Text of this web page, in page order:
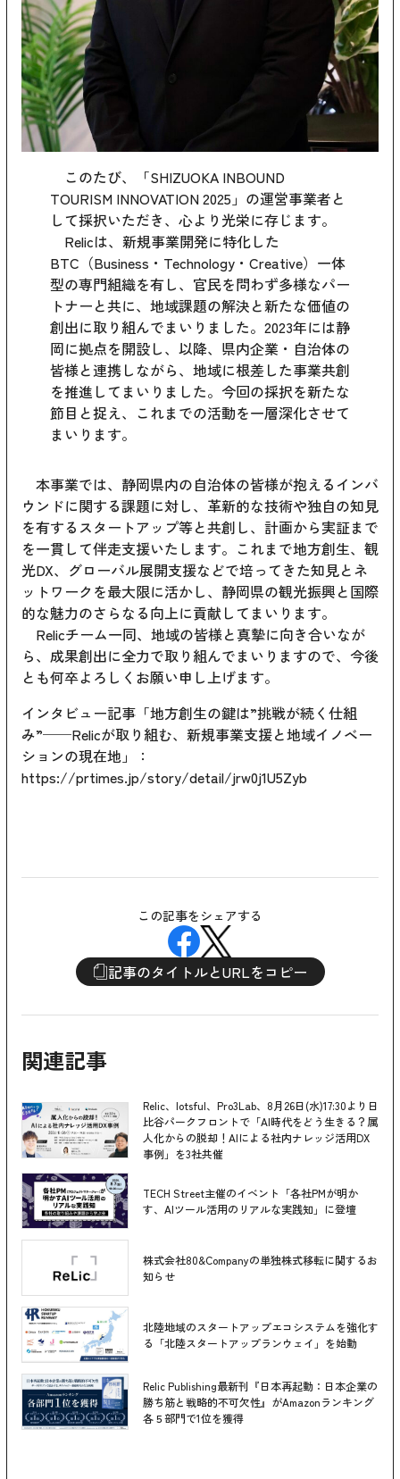
このたび、「SHIZUOKA INBOUND
TOURISM INNOVATION 2025」の運営事業者と
して採択いただき、心より光栄に存じます。
Relicは、新規事業開発に特化した
BTC（Business・Technology・Creative）一体
型の専門組織を有し、官民を問わず多様なパー
トナーと共に、地域課題の解決と新たな価値の
創出に取り組んでまいりました。2023年には静
岡に拠点を開設し、以降、県内企業・自治体の
皆様と連携しながら、地域に根差した事業共創
を推進してまいりました。今回の採択を新たな
節目と捉え、これまでの活動を一層深化させて
まいります。
本事業では、静岡県内の自治体の皆様が抱えるインバ
ウンドに関する課題に対し、革新的な技術や独自の知見
を有するスタートアップ等と共創し、計画から実証まで
を一貫して伴走支援いたします。これまで地方創生、観
光DX、グローバル展開支援などで培ってきた知見とネ
ットワークを最大限に活かし、静岡県の観光振興と国際
的な魅力のさらなる向上に貢献してまいります。
Relicチーム一同、地域の皆様と真摯に向き合いなが
ら、成果創出に全力で取り組んでまいりますので、今後
とも何卒よろしくお願い申し上げます。
インタビュー記事「地方創生の鍵は”挑戦が続く仕組
み”──Relicが取り組む、新規事業支援と地域イノベー
ションの現在地」：
https://prtimes.jp/story/detail/jrw0j1U5Zyb
この記事をシェアする
記事のタイトルとURLをコピー
関連記事
Relic、lotsful、Pro3Lab、8月26日(水)17:30より日
比谷パークフロントで「AI時代をどう生きる？属
人化からの脱却！AIによる社内ナレッジ活用DX
事例」を3社共催
TECH Street主催のイベント「各社PMが明か
す、AIツール活用のリアルな実践知」に登壇
株式会社80&Companyの単独株式移転に関するお
知らせ
北陸地域のスタートアップエコシステムを強化す
る「北陸スタートアップランウェイ」を始動
Relic Publishing最新刊『日本再起動：日本企業の
勝ち筋と戦略的不可欠性』がAmazonランキング
各５部門で1位を獲得